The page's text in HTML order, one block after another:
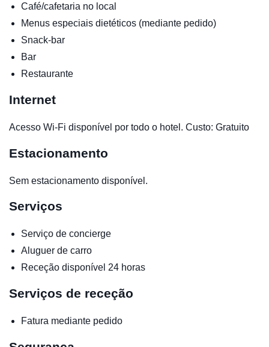
Café/cafetaria no local
Menus especiais dietéticos (mediante pedido)
Snack-bar
Bar
Restaurante
Internet
Acesso Wi-Fi disponível por todo o hotel. Custo: Gratuito
Estacionamento
Sem estacionamento disponível.
Serviços
Serviço de concierge
Aluguer de carro
Receção disponível 24 horas
Serviços de receção
Fatura mediante pedido